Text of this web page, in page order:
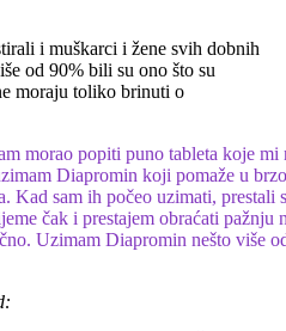
i muškarci i žene svih dobnih
od 90% bili su ono što su
moraju toliko brinuti o
morao popiti puno tableta koje mi
Diapromin koji pomaže u
Kad sam ih počeo uzimati, prestali
čak i prestajem obraćati pažnju
Uzimam Diapromin nešto više